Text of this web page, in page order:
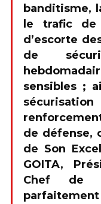
banditisme,
le trafic
d’escorte
de
sensibles ;
de défense,
de Son
GOITA,
Chef de